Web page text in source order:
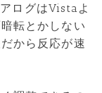
ログはVistaよ
転とかしない
から反応が速